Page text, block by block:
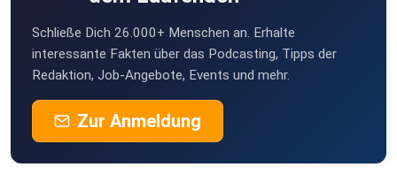
Schließe Dich 26.000+ Menschen an. Erhalte
interessante Fakten über das Podcasting, Tipps der
Redaktion, Job-Angebote, Events und mehr.
Zur Anmeldung